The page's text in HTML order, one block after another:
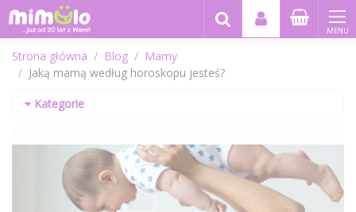
MENU
Strona główna Blog
Mamy
Jaką mamą według horoskopu jesteś?
Kategorie